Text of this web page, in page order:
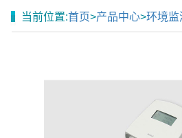
当前位置:首页>产品中心>环境监